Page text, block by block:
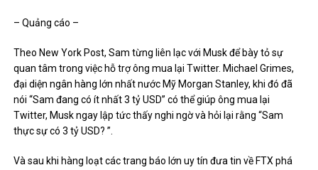
– Quảng cáo –
Theo New York Post, Sam từng liên lạc với Musk để bày tỏ sự
quan tâm trong việc hỗ trợ ông mua lại Twitter. Michael Grimes,
đại diện ngân hàng lớn nhất nước Mỹ Morgan Stanley, khi đó đã
nói “Sam đang có ít nhất 3 tỷ USD” có thể giúp ông mua lại
Twitter, Musk ngay lập tức thấy nghi ngờ và hỏi lại rằng “Sam
thực sự có 3 tỷ USD? ”.
Và sau khi hàng loạt các trang báo lớn uy tín đưa tin về FTX phá